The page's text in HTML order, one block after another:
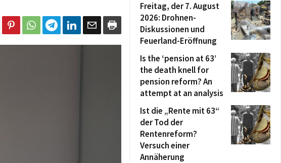
Freitag, der 7. August
2026: Drohnen-
Diskussionen und
Feuerland-Eröffnung
Is the ‘pension at 63’
the death knell for
pension reform? An
attempt at an analysis
Ist die „Rente mit 63“
der Tod der
Rentenreform?
Versuch einer
Annäherung